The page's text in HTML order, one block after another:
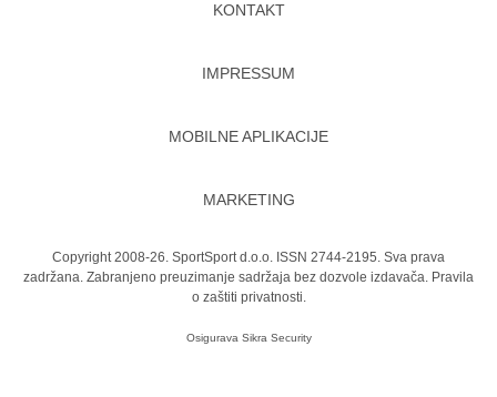
KONTAKT
IMPRESSUM
MOBILNE APLIKACIJE
MARKETING
Copyright 2008-26. SportSport d.o.o. ISSN 2744-2195. Sva prava
zadržana. Zabranjeno preuzimanje sadržaja bez dozvole izdavača. Pravila
o zaštiti privatnosti.
Osigurava Sikra Security